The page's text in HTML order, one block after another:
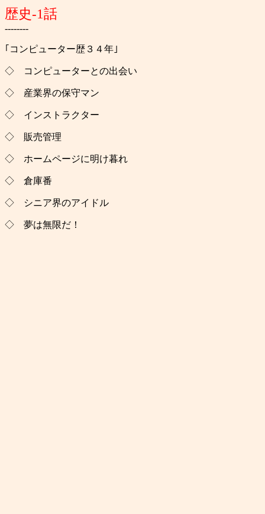
歴史-1話
--------
｢コンピューター歴３４年｣
◇ コンピューターとの出会い
◇ 産業界の保守マン
◇ インストラクター
◇ 販売管理
◇ ホームページに明け暮れ
◇ 倉庫番
◇ シニア界のアイドル
◇ 夢は無限だ！